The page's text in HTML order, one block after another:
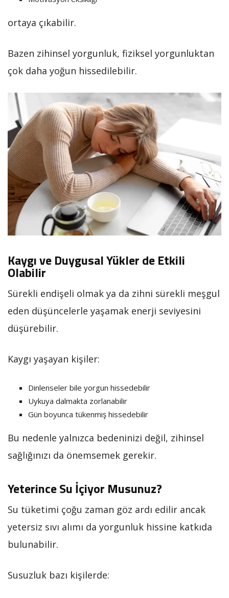
ortaya çıkabilir.
Bazen zihinsel yorgunluk, fiziksel yorgunluktan
çok daha yoğun hissedilebilir.
Kaygı ve Duygusal Yükler de Etkili
Olabilir
Sürekli endişeli olmak ya da zihni sürekli meşgul
eden düşüncelerle yaşamak enerji seviyesini
düşürebilir.
Kaygı yaşayan kişiler:
Dinlenseler bile yorgun hissedebilir
Uykuya dalmakta zorlanabilir
Gün boyunca tükenmiş hissedebilir
Bu nedenle yalnızca bedeninizi değil, zihinsel
sağlığınızı da önemsemek gerekir.
Yeterince Su İçiyor Musunuz?
Su tüketimi çoğu zaman göz ardı edilir ancak
yetersiz sıvı alımı da yorgunluk hissine katkıda
bulunabilir.
Susuzluk bazı kişilerde: